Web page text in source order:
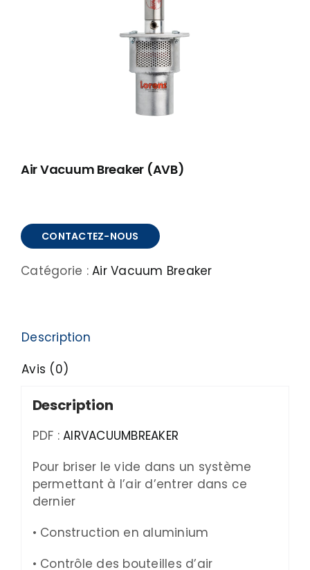
Air Vacuum Breaker (AVB)
CONTACTEZ-NOUS
Catégorie :Air Vacuum Breaker
Description
Avis (0)
Description
PDF :AIRVACUUMBREAKER
Pour briser le vide dans un système
permettant à l’air d’entrer dans ce
dernier
• Construction en aluminium
• Contrôle des bouteilles d’air